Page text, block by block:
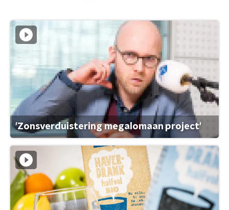
'Zonsverduistering megalomaan project'